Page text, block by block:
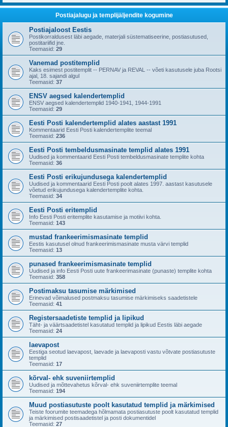
Postiajalugu ja templijäljendite kogumine
Postiajaloost Eestis
Postikorraldusest läbi aegade, materjali süstematiseerine, postiasutused,
postitariifid jne.
Teemasid: 29
Vanemad postitemplid
Kaks esimest postitemplit -- PERNAV ja REVAL -- võeti kasutusele juba Rootsi
ajal, 18. sajandi algul
Teemasid: 37
ENSV aegsed kalendertemplid
ENSV aegsed kalendertemplid 1940-1941, 1944-1991
Teemasid: 29
Eesti Posti kalendertemplid alates aastast 1991
Kommentaarid Eesti Posti kalendertemplite teemal
Teemasid: 236
Eesti Posti tembeldusmasinate templid alates 1991
Uudised ja kommentaarid Eesti Posti tembeldusmasinate templite kohta
Teemasid: 36
Eesti Posti erikujundusega kalendertemplid
Uudised ja kommentaarid Eesti Posti poolt alates 1997. aastast kasutusele
võetud erikujundusega kalendertemplite kohta.
Teemasid: 34
Eesti Posti eritemplid
Info Eesti Posti eritemplite kasutamise ja motiivi kohta.
Teemasid: 143
mustad frankeerimismasinate templid
Eestis kasutusel olnud frankeerimismasinate musta värvi templid
Teemasid: 13
punased frankeerimismasinate templid
Uudised ja info Eesti Posti uute frankeerimasinate (punaste) templite kohta
Teemasid: 358
Postimaksu tasumise märkimised
Erinevad võimalused postmaksu tasumise märkimiseks saadetistele
Teemasid: 41
Registersaadetiste templid ja lipikud
Täht- ja väärtsaadetistel kasutatud templid ja lipikud Eestis läbi aegade
Teemasid: 24
laevapost
Eestiga seotud laevapost, laevade ja laevaposti vastu võtvate postiasutuste
templid
Teemasid: 17
kõrval- ehk suveniirtemplid
Uudised ja mõttevahetus kõrval- ehk suveniirtemplite teemal
Teemasid: 194
Muud postiasutuste poolt kasutatud templid ja märkimised
Teiste foorumite teemadega hõlmamata postiasutuste poolt kasutatud templid
ja märkimised postisaadetistel ja posti dokumentidel
Teemasid: 27